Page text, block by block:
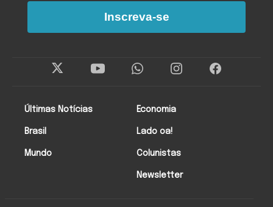
Últimas Notícias
Brasil
Mundo
Economia
Lado oa!
Colunistas
Newsletter
Inscreva-se